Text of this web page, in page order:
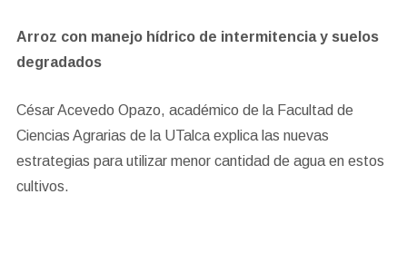
Arroz con manejo hídrico de intermitencia y suelos
degradados
César Acevedo Opazo, académico de la Facultad de
Ciencias Agrarias de la UTalca explica las nuevas
estrategias para utilizar menor cantidad de agua en estos
cultivos.